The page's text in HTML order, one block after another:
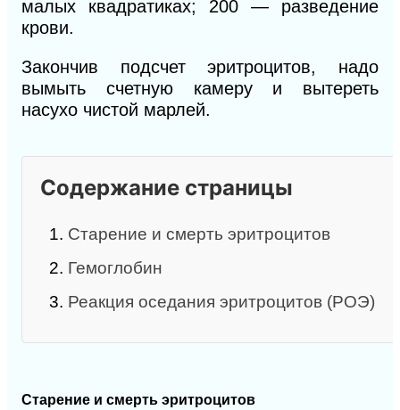
малых квадратиках; 200 — разведение
крови.
Закончив подсчет эритроцитов, надо
вымыть счетную камеру и вытереть
насухо чистой марлей.
Содержание страницы
1. Старение и смерть эритроцитов
2. Гемоглобин
3. Реакция оседания эритроцитов (РОЭ)
Старение и смерть эритроцитов